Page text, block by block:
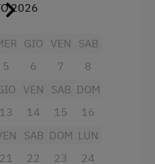
bambini
quattro piastre
2026
5
GIO
6
VEN
7
SAB
8
13
VEN
14
SAB
15
DOM
16
21
SAB
22
DOM
23
LUN
24